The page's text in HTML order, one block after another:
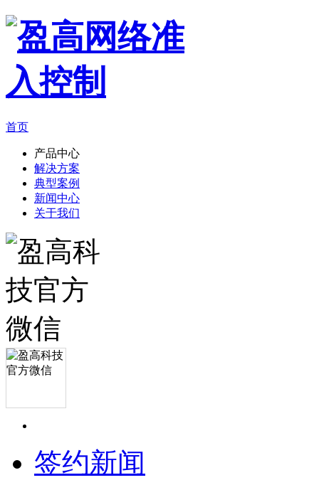
首页
产品中心
解决方案
典型案例
新闻中心
关于我们
签约新闻